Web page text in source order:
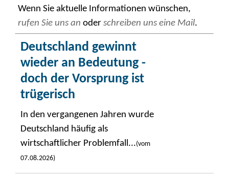
Wenn Sie aktuelle Informationen wünschen,
rufen Sie uns an oder schreiben uns eine Mail.
Deutschland gewinnt
wieder an Bedeutung -
doch der Vorsprung ist
trügerisch
In den vergangenen Jahren wurde
Deutschland häufig als
wirtschaftlicher Problemfall...(vom
07.08.2026)